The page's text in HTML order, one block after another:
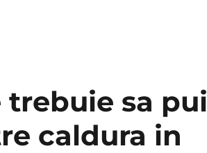
sa pui
caldura in